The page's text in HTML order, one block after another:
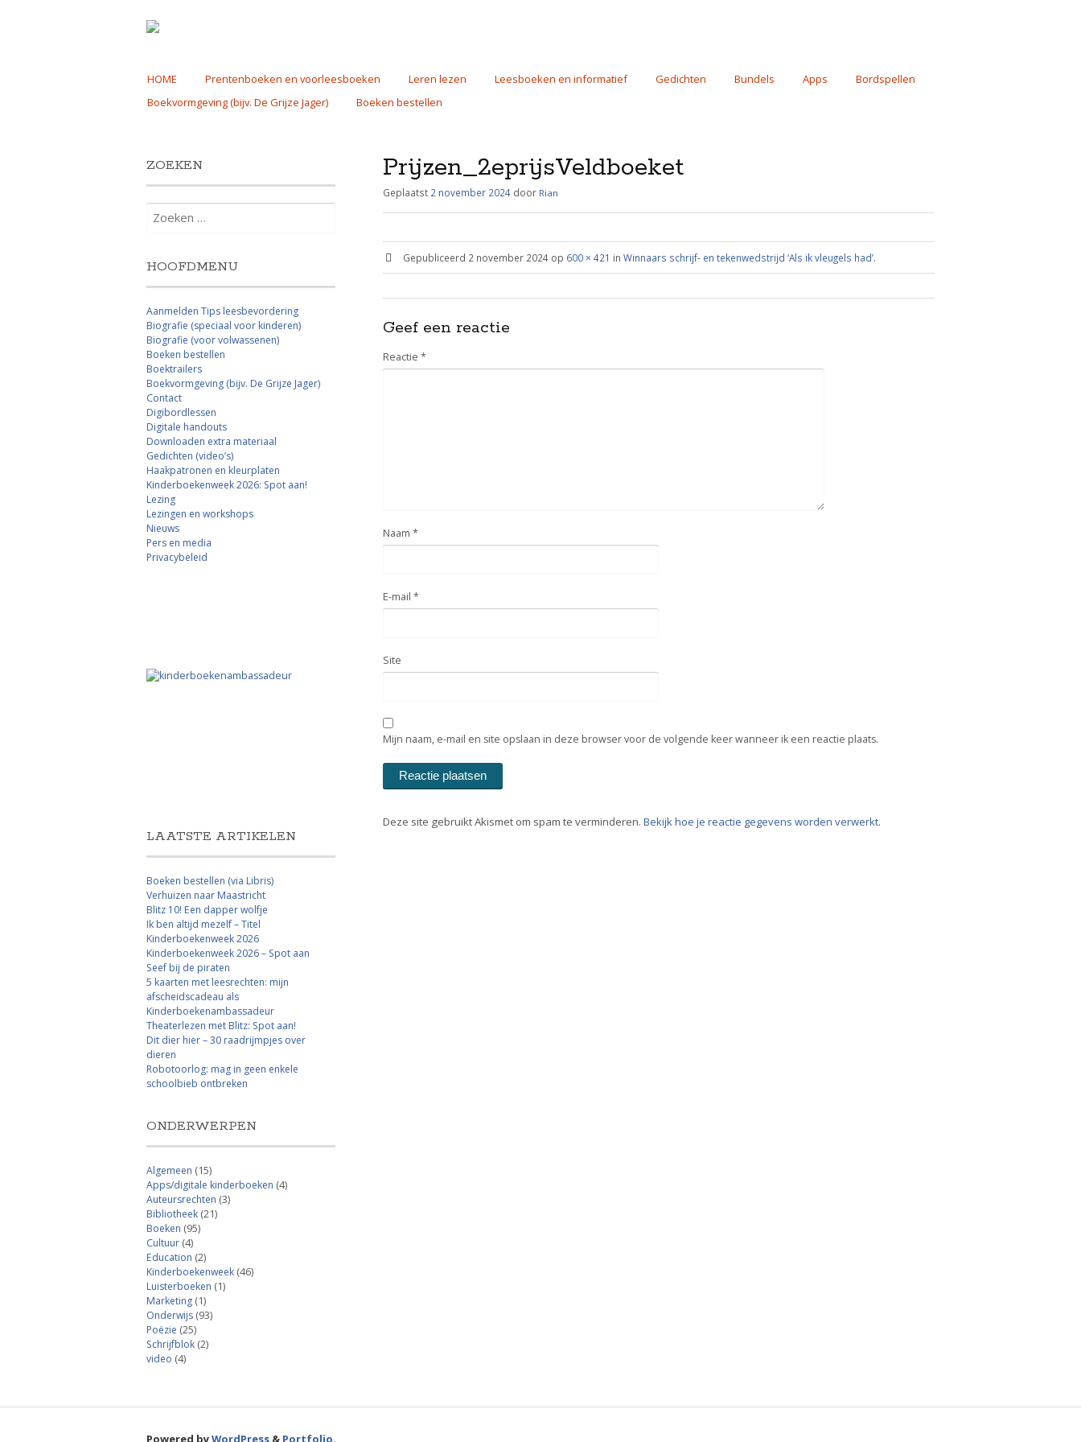
Skip
to
content
HOME Prentenboeken en voorleesboeken Leren lezen Leesboeken en informatief Gedichten Bundels Apps
Bordspellen
Boekvormgeving (bijv. De Grijze Jager)
Boeken bestellen
Prijzen_2eprijsVeldboeket
Geplaatst 2 november 2024 door Rian
Gepubliceerd 2 november 2024op 600 × 421 in Winnaars schrijf- en tekenwedstrijd ‘Als ik vleugels had’.
Geef een reactie
Reactie *
Naam *
E-mail *
Site
Mijn naam, e-mail en site opslaan in deze browser voor de volgende keer wanneer ik een reactie plaats.
Deze site gebruikt Akismet om spam te verminderen. Bekijk hoe je reactie gegevens worden verwerkt.
ZOEKEN
naar:
HOOFDMENU
Aanmelden Tips leesbevordering
Biografie (speciaal voor kinderen)
Biografie (voor volwassenen)
Boeken bestellen
Boektrailers
Boekvormgeving (bijv. De Grijze Jager)
Contact
Digibordlessen
Digitale handouts
Downloaden extra materiaal
Gedichten (video’s)
Haakpatronen en kleurplaten
Kinderboekenweek 2026: Spot aan!
Lezing
Lezingen en workshops
Nieuws
Pers en media
Privacybeleid
LAATSTE ARTIKELEN
Boeken bestellen (via Libris)
Verhuizen naar Maastricht
Blitz 10! Een dapper wolfje
Ik ben altijd mezelf – Titel
Kinderboekenweek 2026
Kinderboekenweek 2026 – Spot aan
Seef bij de piraten
5 kaarten met leesrechten: mijn
afscheidscadeau als
Kinderboekenambassadeur
Theaterlezen met Blitz: Spot aan!
Dit dier hier – 30 raadrijmpjes over
dieren
Robotoorlog: mag in geen enkele
schoolbieb ontbreken
ONDERWERPEN
Algemeen (15)
Apps/digitale kinderboeken (4)
Auteursrechten (3)
Bibliotheek (21)
Boeken (95)
Cultuur (4)
Education (2)
Kinderboekenweek (46)
Luisterboeken (1)
Marketing (1)
Onderwijs (93)
Poëzie (25)
Schrijfblok (2)
video (4)
Powered byWordPress & Portfolio.